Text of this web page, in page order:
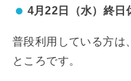
4月22日（水）終日
普段利用している方は
ところです。